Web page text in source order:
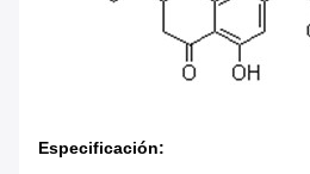
Especificación: